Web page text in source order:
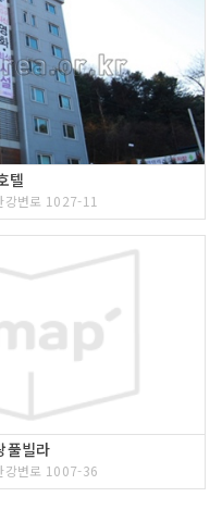
텔
강변로 1027-11
풀빌라
강변로 1007-36